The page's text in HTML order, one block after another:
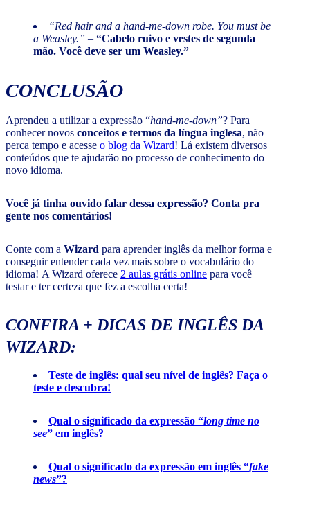
“Red hair and a hand-me-down robe. You must be
a Weasley.” – “Cabelo ruivo e vestes de segunda
mão. Você deve ser um Weasley.”
CONCLUSÃO
Aprendeu a utilizar a expressão “hand-me-down”? Para
conhecer novos conceitos e termos da língua inglesa, não
perca tempo e acesse o blog da Wizard! Lá existem diversos
conteúdos que te ajudarão no processo de conhecimento do
novo idioma.
Você já tinha ouvido falar dessa expressão? Conta pra
gente nos comentários!
Conte com a Wizard para aprender inglês da melhor forma e
conseguir entender cada vez mais sobre o vocabulário do
idioma! A Wizard oferece 2 aulas grátis online para você
testar e ter certeza que fez a escolha certa!
CONFIRA + DICAS DE INGLÊS DA
WIZARD:
Teste de inglês: qual seu nível de inglês? Faça o
teste e descubra!
Qual o significado da expressão “long time no
see” em inglês?
Qual o significado da expressão em inglês “fake
news”?